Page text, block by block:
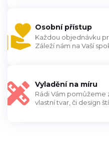
Osobní přístup
Každou objednávku
Záleží nám na Vaší
Vyladění na míru
Rádi Vám pomůžeme
vlastní tvar, či design